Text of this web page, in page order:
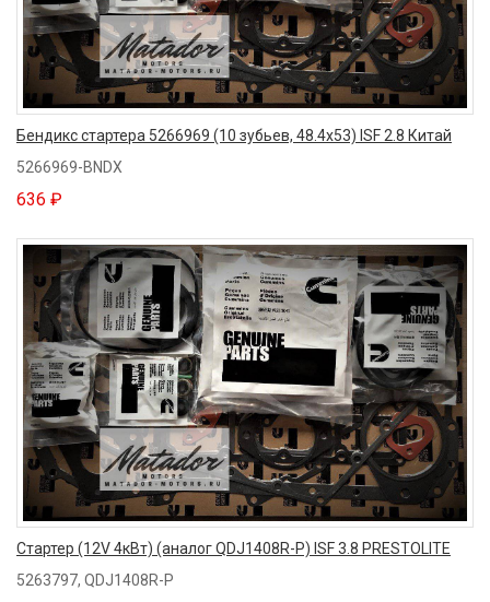
Бендикс стартера 5266969 (10 зубьев, 48.4x53) ISF 2.8 Китай
5266969-BNDX
636 ₽
Стартер (12V 4кВт) (аналог QDJ1408R-P) ISF 3.8 PRESTOLITE
5263797, QDJ1408R-P